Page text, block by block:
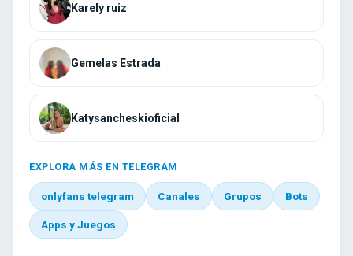
Karely ruiz
Gemelas Estrada
Katysancheskioficial
EXPLORA MÁS EN TELEGRAM
onlyfans telegram Canales Grupos Bots
Apps y Juegos